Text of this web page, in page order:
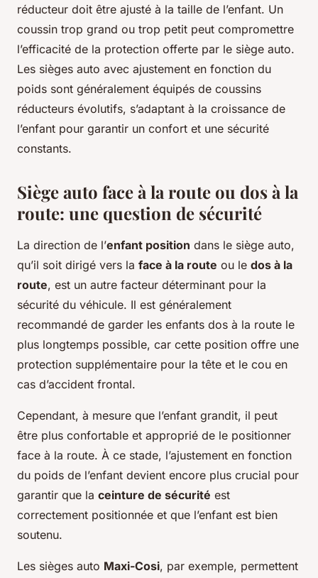
réducteur doit être ajusté à la taille de l’enfant. Un
coussin trop grand ou trop petit peut compromettre
l’efficacité de la protection offerte par le siège auto.
Les sièges auto avec ajustement en fonction du
poids sont généralement équipés de coussins
réducteurs évolutifs, s’adaptant à la croissance de
l’enfant pour garantir un confort et une sécurité
constants.
Siège auto face à la route ou dos à la
route: une question de sécurité
La direction de l’enfant position dans le siège auto,
qu’il soit dirigé vers la face à la route ou le dos à la
route, est un autre facteur déterminant pour la
sécurité du véhicule. Il est généralement
recommandé de garder les enfants dos à la route le
plus longtemps possible, car cette position offre une
protection supplémentaire pour la tête et le cou en
cas d’accident frontal.
Cependant, à mesure que l’enfant grandit, il peut
être plus confortable et approprié de le positionner
face à la route. À ce stade, l’ajustement en fonction
du poids de l’enfant devient encore plus crucial pour
garantir que la ceinture de sécurité est
correctement positionnée et que l’enfant est bien
soutenu.
Les sièges auto Maxi-Cosi, par exemple, permettent